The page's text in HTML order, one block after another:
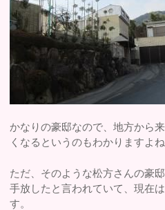
かなりの豪邸なので、地方から
くなるというのもわかりますよね
ただ、そのような松方さんの豪
手放したと言われていて、現在
す。